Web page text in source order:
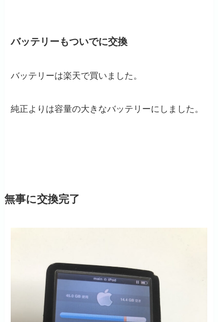
バッテリーもついでに交換
バッテリーは楽天で買いました。
純正よりは容量の大きなバッテリーにしました。
無事に交換完了